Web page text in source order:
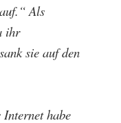
Als
ihr
sie auf den
habe